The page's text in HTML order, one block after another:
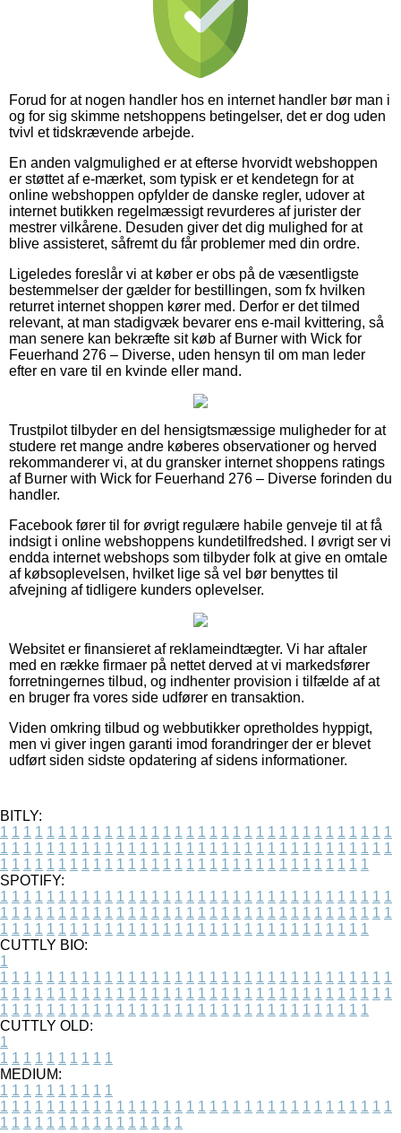
Forud for at nogen handler hos en internet handler bør man i
og for sig skimme netshoppens betingelser, det er dog uden
tvivl et tidskrævende arbejde.
En anden valgmulighed er at efterse hvorvidt webshoppen
er støttet af e-mærket, som typisk er et kendetegn for at
online webshoppen opfylder de danske regler, udover at
internet butikken regelmæssigt revurderes af jurister der
mestrer vilkårene. Desuden giver det dig mulighed for at
blive assisteret, såfremt du får problemer med din ordre.
Ligeledes foreslår vi at køber er obs på de væsentligste
bestemmelser der gælder for bestillingen, som fx hvilken
returret internet shoppen kører med. Derfor er det tilmed
relevant, at man stadigvæk bevarer ens e-mail kvittering, så
man senere kan bekræfte sit køb af Burner with Wick for
Feuerhand 276 – Diverse, uden hensyn til om man leder
efter en vare til en kvinde eller mand.
Trustpilot tilbyder en del hensigtsmæssige muligheder for at
studere ret mange andre køberes observationer og herved
rekommanderer vi, at du gransker internet shoppens ratings
af Burner with Wick for Feuerhand 276 – Diverse forinden du
handler.
Facebook fører til for øvrigt regulære habile genveje til at få
indsigt i online webshoppens kundetilfredshed. I øvrigt ser vi
endda internet webshops som tilbyder folk at give en omtale
af købsoplevelsen, hvilket lige så vel bør benyttes til
afvejning af tidligere kunders oplevelser.
Websitet er finansieret af reklameindtægter. Vi har aftaler
med en række firmaer på nettet derved at vi markedsfører
forretningernes tilbud, og indhenter provision i tilfælde af at
en bruger fra vores side udfører en transaktion.
Viden omkring tilbud og webbutikker opretholdes hyppigt,
men vi giver ingen garanti imod forandringer der er blevet
udført siden sidste opdatering af sidens informationer.
BITLY:
1 1 1 1 1 1 1 1 1 1 1 1 1 1 1 1 1 1 1 1 1 1 1 1 1 1 1 1 1 1 1 1 1 1
1 1 1 1 1 1 1 1 1 1 1 1 1 1 1 1 1 1 1 1 1 1 1 1 1 1 1 1 1 1 1 1 1 1
1 1 1 1 1 1 1 1 1 1 1 1 1 1 1 1 1 1 1 1 1 1 1 1 1 1 1 1 1 1 1 1
SPOTIFY:
1 1 1 1 1 1 1 1 1 1 1 1 1 1 1 1 1 1 1 1 1 1 1 1 1 1 1 1 1 1 1 1 1 1
1 1 1 1 1 1 1 1 1 1 1 1 1 1 1 1 1 1 1 1 1 1 1 1 1 1 1 1 1 1 1 1 1 1
1 1 1 1 1 1 1 1 1 1 1 1 1 1 1 1 1 1 1 1 1 1 1 1 1 1 1 1 1 1 1 1
CUTTLY BIO:
1
1 1 1 1 1 1 1 1 1 1 1 1 1 1 1 1 1 1 1 1 1 1 1 1 1 1 1 1 1 1 1 1 1 1
1 1 1 1 1 1 1 1 1 1 1 1 1 1 1 1 1 1 1 1 1 1 1 1 1 1 1 1 1 1 1 1 1 1
1 1 1 1 1 1 1 1 1 1 1 1 1 1 1 1 1 1 1 1 1 1 1 1 1 1 1 1 1 1 1 1
CUTTLY OLD:
1
1 1 1 1 1 1 1 1 1 1
MEDIUM:
1 1 1 1 1 1 1 1 1 1
1 1 1 1 1 1 1 1 1 1 1 1 1 1 1 1 1 1 1 1 1 1 1 1 1 1 1 1 1 1 1 1 1 1
1 1 1 1 1 1 1 1 1 1 1 1 1 1 1 1